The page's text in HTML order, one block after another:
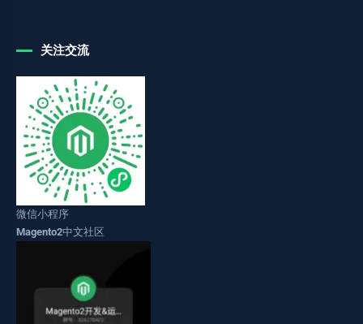
关注交流
微信小程序
Magento2中文社区